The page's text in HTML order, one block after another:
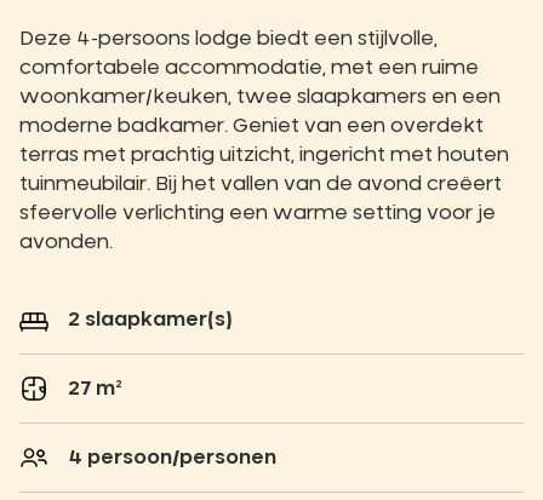
Deze 4-persoons lodge biedt een stijlvolle,
comfortabele accommodatie, met een ruime
woonkamer/keuken, twee slaapkamers en een
moderne badkamer. Geniet van een overdekt
terras met prachtig uitzicht, ingericht met houten
tuinmeubilair. Bij het vallen van de avond creëert
sfeervolle verlichting een warme setting voor je
avonden.
2 slaapkamer(s)
27 m²
4 persoon/personen